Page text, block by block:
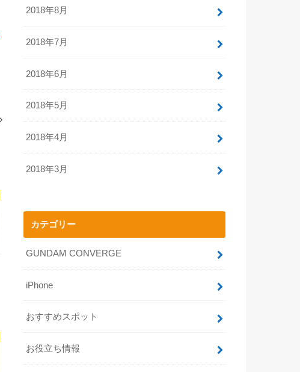
2018年8月
2018年7月
2018年6月
2018年5月
2018年4月
2018年3月
カテゴリー
GUNDAM CONVERGE
iPhone
おすすめスポット
お役立ち情報